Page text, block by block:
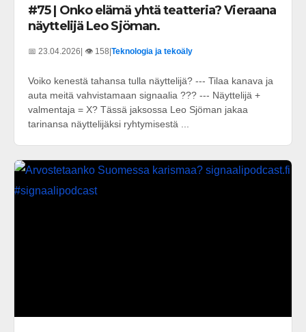
#75 | Onko elämä yhtä teatteria? Vieraana
näyttelijä Leo Sjöman.
📅 23.04.2026 | 👁️ 158 Teknologia ja tekoäly
Voiko kenestä tahansa tulla näyttelijä? --- Tilaa kanava ja
auta meitä vahvistamaan signaalia ??? --- Näyttelijä +
valmentaja = X? Tässä jaksossa Leo Sjöman jakaa
tarinansa näyttelijäksi ryhtymisestä ...